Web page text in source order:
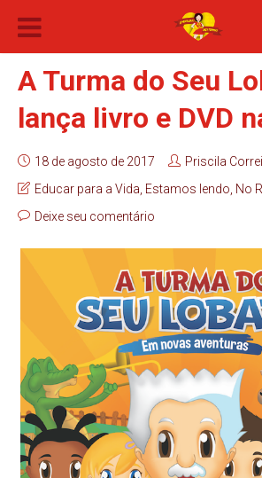
A Turma do Seu
lança livro e DVD
18 de agosto de 2017
Priscila
Educar para a Vida Estamos lendo No
Deixe seu comentário